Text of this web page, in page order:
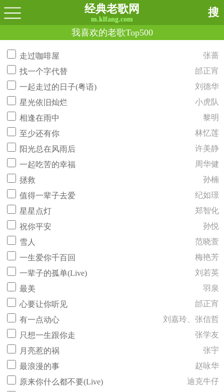
经典老歌网
m.klfang.com
搜
我喜欢的老歌Top500
走过咖啡屋
张蔷
找一个字代替
邰正宵
一起走过的日子(粤语)
刘德华
星光依旧灿烂
小虎队
相逢在雨中
黎明
至少还有你
林忆莲
阳光总在风雨后
许美静
一起吃苦的幸福
周华健
拯救
孙楠
值得一辈子去爱
纪如璟
星星点灯
郑智化
祝你平安
孙悦
雪人
范晓萱
一生爱你千百回
梅艳芳
一辈子的孤单(Live)
刘若英
最美
羽泉
心要让你听见
邰正宵
有一点动心
刘嘉玲、张信哲
只想一生跟你走
张学友
月亮惹的祸
张宇
最浪漫的事
赵咏华
原来你什么都不要(Live)
迪克牛仔